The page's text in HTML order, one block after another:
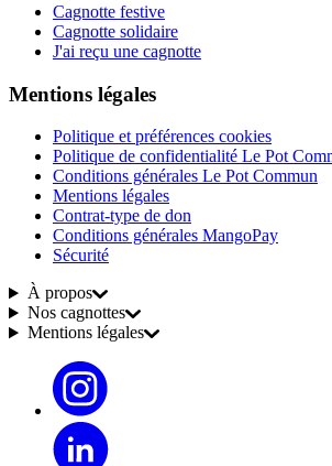
Cagnotte festive
Cagnotte solidaire
J'ai reçu une cagnotte
Mentions légales
Politique et préférences cookies
Politique de confidentialité Le Pot
Conditions générales Le Pot Commun
Mentions légales
Contrat-type de don
Conditions générales MangoPay
Sécurité
À propos
Nos cagnottes
Mentions légales